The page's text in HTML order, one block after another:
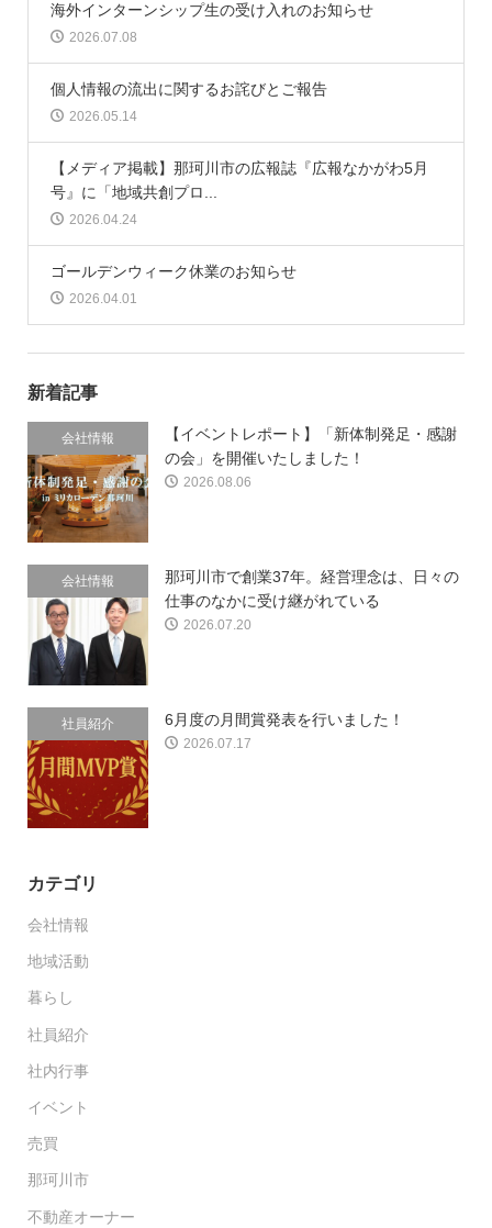
海外インターンシップ生の受け入れのお知らせ
2026.07.08
個人情報の流出に関するお詫びとご報告
2026.05.14
【メディア掲載】那珂川市の広報誌『広報なかがわ5月
号』に「地域共創プロ...
2026.04.24
ゴールデンウィーク休業のお知らせ
2026.04.01
新着記事
会社情報
【イベントレポート】「新体制発足・感謝
の会」を開催いたしました！
2026.08.06
会社情報
那珂川市で創業37年。経営理念は、日々の
仕事のなかに受け継がれている
2026.07.20
社員紹介 6月度の月間賞発表を行いました！
2026.07.17
カテゴリ
会社情報
地域活動
暮らし
社員紹介
社内行事
イベント
売買
那珂川市
不動産オーナー